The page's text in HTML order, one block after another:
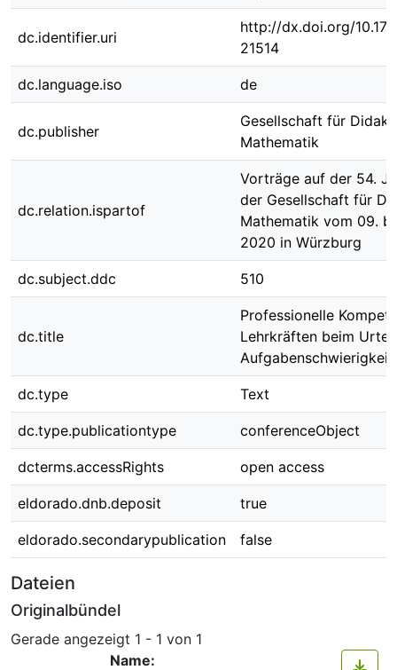
dc.identifier.uri
http://dx.doi.org/
21514
dc.language.iso de
dc.publisher
Gesellschaft für
Mathematik
dc.relation.ispartof
Vorträge auf der 54.
der Gesellschaft für
Mathematik vom 09.
2020 in Würzburg
dc.subject.ddc 510
dc.title
Professionelle
Lehrkräften beim
Aufgabenschwierigkeit
dc.type Text
dc.type.publicationtype conferenceObject
dcterms.accessRights open access
eldorado.dnb.deposit true
eldorado.secondarypublication false
Dateien
Originalbündel
Gerade angezeigt 1 - 1 von 1
Name: